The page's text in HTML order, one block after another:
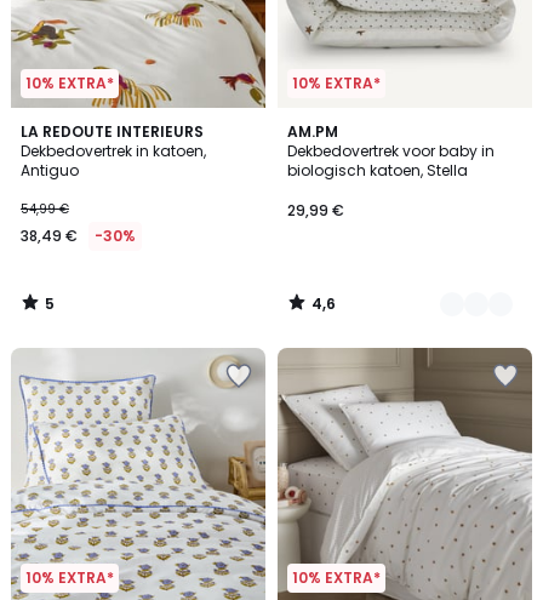
10% EXTRA*
LA REDOUTE INTERIEURS
Dekbedovertrek in katoen,
Antiguo
54,99 €
38,49 € -30%
5
/
5
5
/
10% EXTRA*
AM.PM
Dekbedovertrek voor baby in
biologisch katoen, Stella
29,99 €
4,6
/ 5
2
Kleuren
4,6
/
10% EXTRA* 10% EXTRA*